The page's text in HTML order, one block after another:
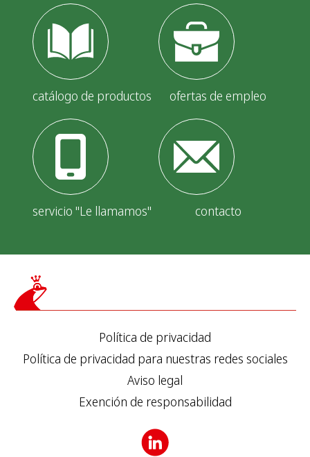
a
s
catálogo de productos ofertas de empleo
servicio "Le llamamos" contacto
Política de privacidad
Política de privacidad para nuestras redes sociales
Aviso legal
Exención de responsabilidad